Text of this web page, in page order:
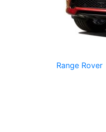
Range Rover